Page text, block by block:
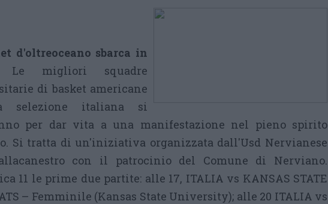
d'oltreoceano sbarca in
migliori squadre
di basket americane
selezione italiana si
per dar vita a una manifestazione nel pieno spirito
Si tratta di un'iniziativa organizzata dall'Usd Nervianese
con il patrocinio del Comune di Nerviano.
11 le prime due partite: alle 17, ITALIA vs KANSAS STATE
– Femminile (Kansas State University); alle 20 ITALIA vs